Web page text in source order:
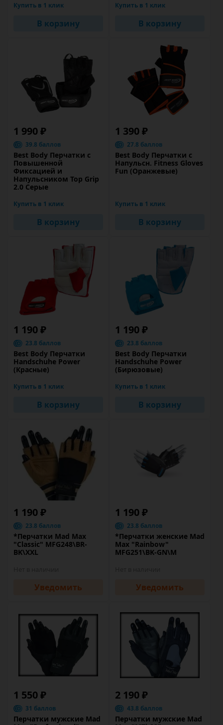
Купить в 1 клик
В корзину
Купить в 1 клик
В корзину
1 990 ₽
39.8 баллов
Best Body Перчатки с
Повышенной
Фиксацией и
Напульсником Top Grip
2.0 Серые
Купить в 1 клик
В корзину
1 390 ₽
27.8 баллов
Best Body Перчатки с
Напульсн. Fitness Gloves
Fun (Оранжевыe)
Купить в 1 клик
В корзину
1 190 ₽
23.8 баллов
Best Body Перчатки
Handschuhe Power
(Красные)
Купить в 1 клик
В корзину
1 190 ₽
23.8 баллов
Best Body Перчатки
Handschuhe Power
(Бирюзовые)
Купить в 1 клик
В корзину
1 190 ₽
23.8 баллов
*Перчатки Mad Max
"Classic" MFG248\BR-
BK\XXL
Уведомить
1 190 ₽
23.8 баллов
*Перчатки женские Mad
Max "Rainbow"
MFG251\BK-GN\M
Уведомить
1 550 ₽
31 баллов
Перчатки мужские Mad
2 190 ₽
43.8 баллов
Перчатки мужские Mad